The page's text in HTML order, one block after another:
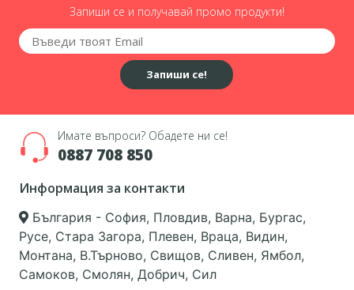
Запиши се и получавай промо продукти!
Запиши се!
Имате въпроси? Обадете ни се!
0887 708 850
Информация за контакти
България - София, Пловдив, Варна, Бургас,
Русе, Стара Загора, Плевен, Враца, Видин,
Монтана, В.Търново, Свищов, Сливен, Ямбол,
Самоков, Смолян, Добрич, Сил